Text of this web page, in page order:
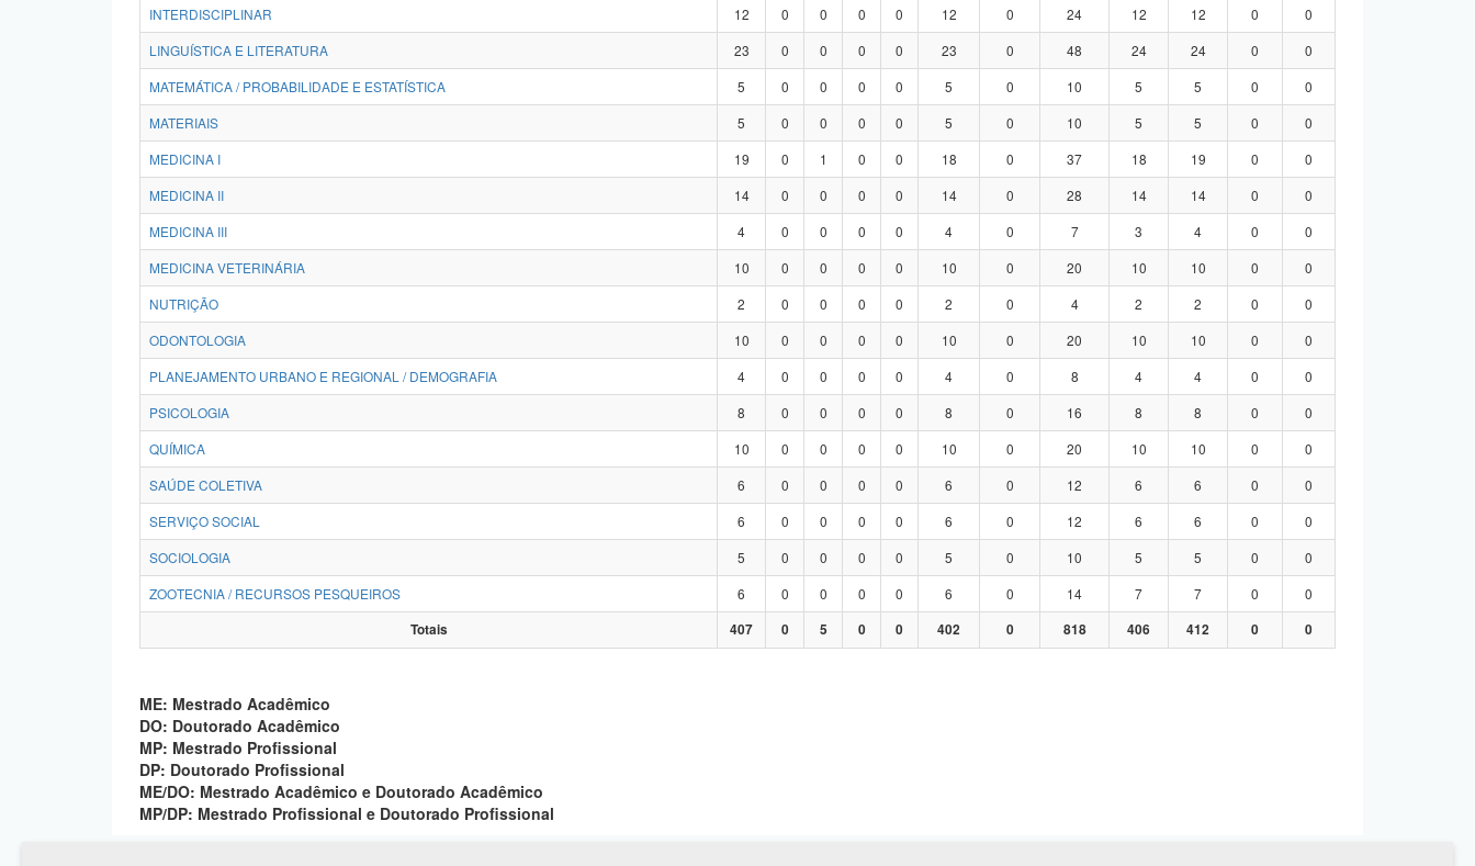
INTERDISCIPLINAR
12 0 0 0 0 12 0 24 12 12 0
0
LINGUÍSTICA E LITERATURA
23 0 0 0 0 23 0 48 24 24 0
0
MATEMÁTICA / PROBABILIDADE E ESTATÍSTICA
5 0 0 0 0 5 0 10 5 5 0
0
MATERIAIS
5 0 0 0 0 5 0 10 5 5 0
0
MEDICINA I
19 0 1 0 0 18 0 37 18 19 0
0
MEDICINA II
14 0 0 0 0 14 0 28 14 14 0
0
MEDICINA III
4 0 0 0 0 4 0 7 3 4 0
0
MEDICINA VETERINÁRIA
10 0 0 0 0 10 0 20 10 10 0
0
NUTRIÇÃO
2 0 0 0 0 2 0 4 2 2 0
0
ODONTOLOGIA
10 0 0 0 0 10 0 20 10 10 0
0
PLANEJAMENTO URBANO E REGIONAL / DEMOGRAFIA
4 0 0 0 0 4 0 8 4 4 0
0
PSICOLOGIA
8 0 0 0 0 8 0 16 8 8 0
0
QUÍMICA
10 0 0 0 0 10 0 20 10 10 0
0
SAÚDE COLETIVA
6 0 0 0 0 6 0 12 6 6 0
0
SERVIÇO SOCIAL
6 0 0 0 0 6 0 12 6 6 0
0
SOCIOLOGIA
5 0 0 0 0 5 0 10 5 5 0
0
ZOOTECNIA / RECURSOS PESQUEIROS
6 0 0 0 0 6 0 14 7 7 0
0
Totais
407 0 5 0 0 402 0 818 406 412 0 0
ME: Mestrado Acadêmico
DO: Doutorado Acadêmico
MP: Mestrado Profissional
DP: Doutorado Profissional
ME/DO: Mestrado Acadêmico e Doutorado Acadêmico
MP/DP: Mestrado Profissional e Doutorado Profissional